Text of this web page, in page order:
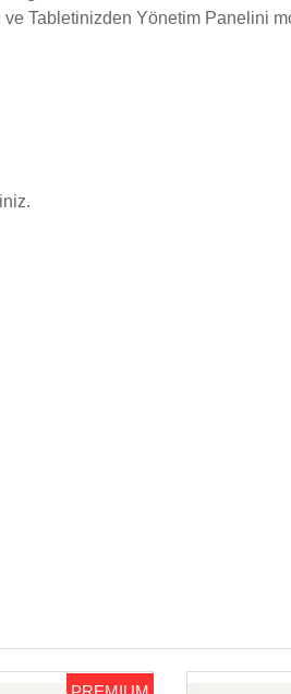
Tabletinizden Yönetim Panelini